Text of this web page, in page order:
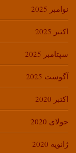
نوامبر 2025
اکتبر 2025
سپتامبر 2025
آگوست 2025
اکتبر 2020
جولای 2020
ژانویه 2020